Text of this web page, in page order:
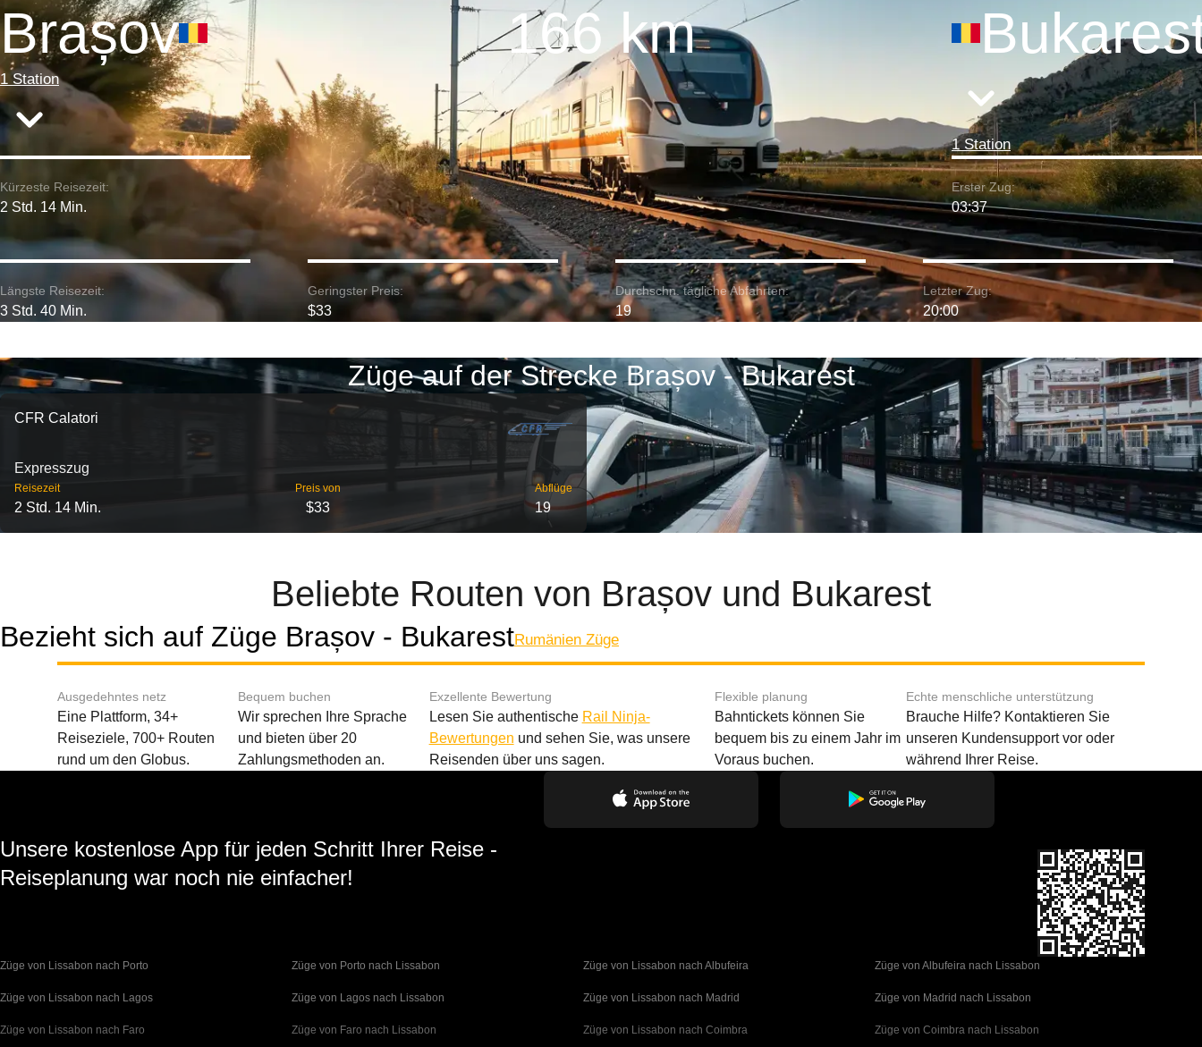
Brașov
1 Station
166 km
1 Station
Kürzeste Reisezeit:
2 Std. 14 Min.
Erster Zug:
03:37
Längste Reisezeit:
3 Std. 40 Min.
Geringster Preis:
$33
Durchschn. tägliche Abfahrten:
19
Letzter Zug:
20:00
Züge auf der Strecke Brașov - Bukarest
CFR Calatori
Expresszug
Reisezeit
2 Std. 14 Min.
Preis von
$33
Abflüge
19
Beliebte Routen von Brașov und Bukarest
Bezieht sich auf Züge Brașov - BukarestRumänien Züge
Ausgedehntes netz
Eine Plattform, 34+
Reiseziele, 700+ Routen
rund um den Globus.
Bequem buchen
Wir sprechen Ihre Sprache
und bieten über 20
Zahlungsmethoden an.
Exzellente Bewertung
Lesen Sie authentische Rail Ninja-
Bewertungen und sehen Sie, was unsere
Reisenden über uns sagen.
Flexible planung
Bahntickets können Sie
bequem bis zu einem Jahr im
Voraus buchen.
Echte menschliche unterstützung
Brauche Hilfe? Kontaktieren Sie
unseren Kundensupport vor oder
während Ihrer Reise.
Unsere kostenlose App für jeden Schritt Ihrer Reise -
Reiseplanung war noch nie einfacher!
Züge von Lissabon nach Porto Züge von Porto nach Lissabon Züge von Lissabon nach Albufeira Züge von Albufeira nach Lissabon
Züge von Lissabon nach Lagos Züge von Lagos nach Lissabon Züge von Lissabon nach Madrid Züge von Madrid nach Lissabon
Züge von Lissabon nach Faro Züge von Faro nach Lissabon Züge von Lissabon nach Coimbra Züge von Coimbra nach Lissabon